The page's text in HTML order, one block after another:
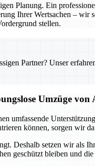
Planung. Ein
Ihrer Wertsachen –
stellen.
Partner? Unser
Umzüge von
umfassende
können, sorgen wir
Deshalb setzen wir als
geschützt bleiben und